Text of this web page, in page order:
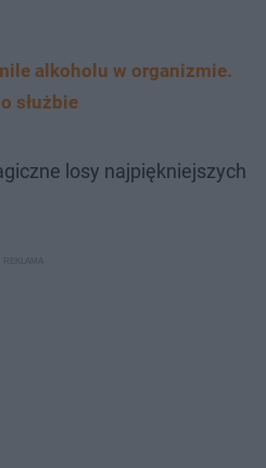
alkoholu w organizmie.
służbie
losy najpiękniejszych